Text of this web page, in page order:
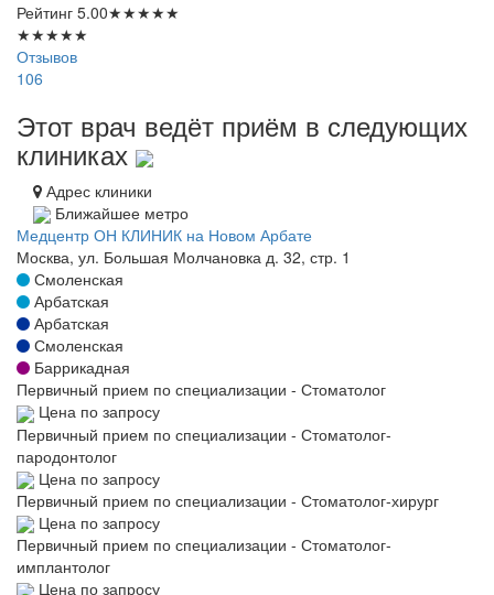
Рейтинг 5.00★★★★★
★★★★★
Отзывов
106
Этот врач ведёт приём в следующих
клиниках
Адрес клиники
Ближайшее метро
Медцентр ОН КЛИНИК на Новом Арбате
Москва, ул. Большая Молчановка д. 32, стр. 1
Смоленская
Арбатская
Арбатская
Смоленская
Баррикадная
Первичный прием по специализации - Стоматолог
Цена по запросу
Первичный прием по специализации - Стоматолог-
пародонтолог
Цена по запросу
Первичный прием по специализации - Стоматолог-хирург
Цена по запросу
Первичный прием по специализации - Стоматолог-
имплантолог
Цена по запросу